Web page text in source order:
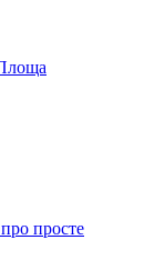
просте